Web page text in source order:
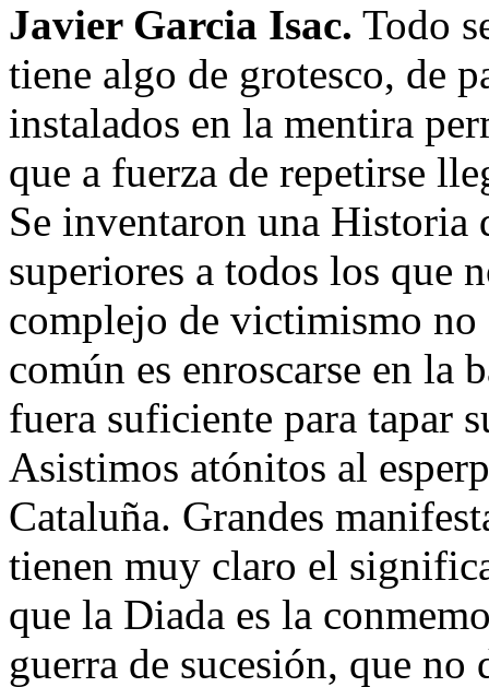
Javier Garcia Isac. Todo
tiene algo de grotesco, de
instalados en la mentira
que a fuerza de repetirse
Se inventaron una Historia
superiores a todos los que
complejo de victimismo no
común es enroscarse en la
fuera suficiente para tapar
Asistimos atónitos al
Cataluña. Grandes
tienen muy claro el
que la Diada es la
guerra de sucesión, que no